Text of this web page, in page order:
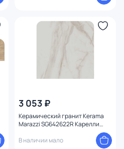
3 053 ₽
Керамический гранит Kerama
Marazzi SG642622R Карелли
лаппатированный обрезной
В наличии мало